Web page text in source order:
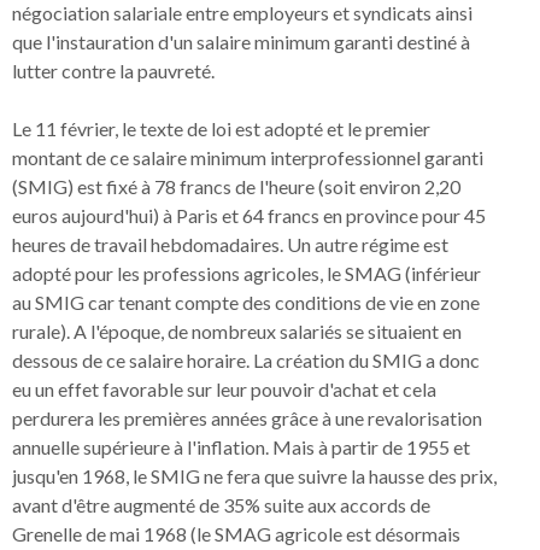
négociation salariale entre employeurs et syndicats ainsi
que l'instauration d'un salaire minimum garanti destiné à
lutter contre la pauvreté.
Le 11 février, le texte de loi est adopté et le premier
montant de ce salaire minimum interprofessionnel garanti
(SMIG) est fixé à 78 francs de l'heure (soit environ 2,20
euros aujourd'hui) à Paris et 64 francs en province pour 45
heures de travail hebdomadaires. Un autre régime est
adopté pour les professions agricoles, le SMAG (inférieur
au SMIG car tenant compte des conditions de vie en zone
rurale). A l'époque, de nombreux salariés se situaient en
dessous de ce salaire horaire. La création du SMIG a donc
eu un effet favorable sur leur pouvoir d'achat et cela
perdurera les premières années grâce à une revalorisation
annuelle supérieure à l'inflation. Mais à partir de 1955 et
jusqu'en 1968, le SMIG ne fera que suivre la hausse des prix,
avant d'être augmenté de 35% suite aux accords de
Grenelle de mai 1968 (le SMAG agricole est désormais